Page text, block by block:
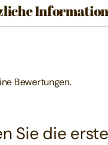
Bewertungen.
Sie die erste